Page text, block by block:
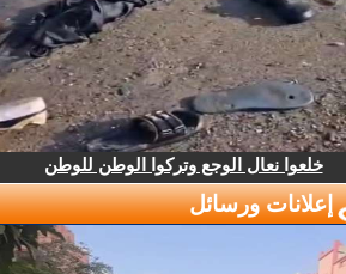
خلعوا نعال الوجع وتركوا الوطن للوطن
إعلانات ورسائل